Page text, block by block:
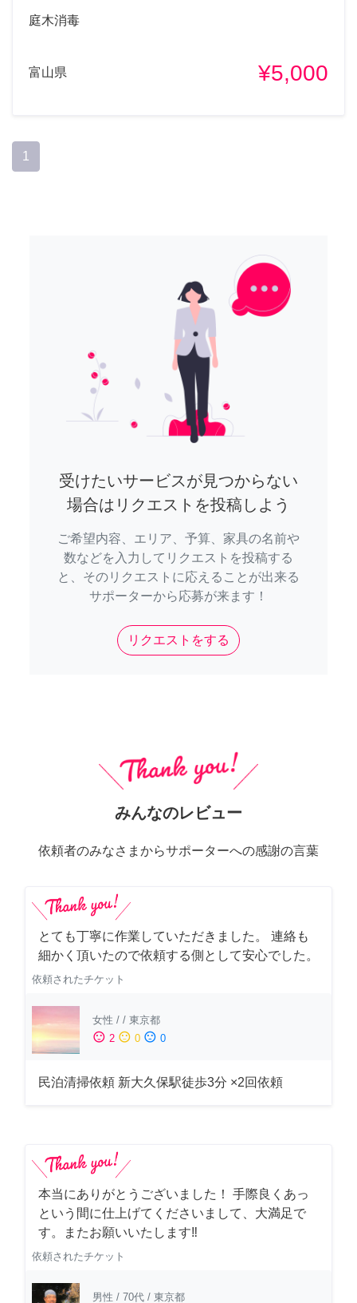
庭木消毒
富山県 ¥5,000
1
受けたいサービスが見つからない
場合はリクエストを投稿しよう
ご希望内容、エリア、予算、家具の名前や
数などを入力してリクエストを投稿する
と、そのリクエストに応えることが出来る
サポーターから応募が来ます！
リクエストをする
みんなのレビュー
依頼者のみなさまからサポーターへの感謝の言葉
とても丁寧に作業していただきました。 連絡も
細かく頂いたので依頼する側として安心でした。
依頼されたチケット
女性 / / 東京都
sentiment_satisfied 2 sentiment_neutral 0 sentiment_dissatisfied 0
民泊清掃依頼 新大久保駅徒歩3分 ×2回依頼
本当にありがとうございました！ 手際良くあっ
という間に仕上げてくださいまして、大満足で
す。またお願いいたします‼️
依頼されたチケット
男性 / 70代 / 東京都